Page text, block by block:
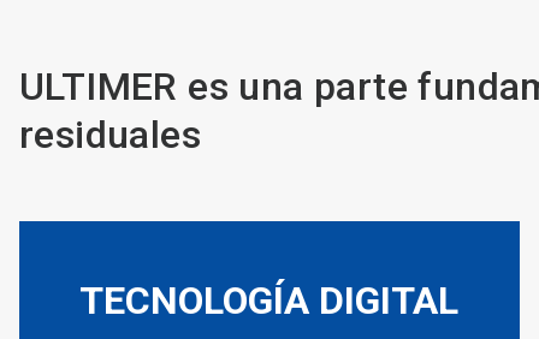
ULTIMER es una parte
residuales
TECNOLOGÍA DIGITAL